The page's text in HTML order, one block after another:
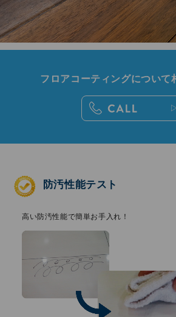
フロアコーティングについて
防汚性能テスト
⾼い防汚性能で簡単お⼿⼊れ！